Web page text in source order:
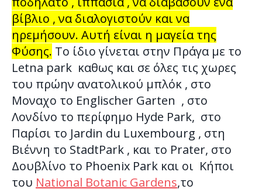
βίβλιο , να διαλογιστούν και να
ηρεμήσουν. Αυτή είναι η μαγεία της
Φύσης. Το ίδιο γίνεται στην Πράγα με το
Letna park καθως και σε όλες τις χωρες
του πρώην ανατολικού μπλόκ , στo
Μοναχο το Englischer Garten , στο
Λονδίνο το περίφημο Hyde Park, στο
Παρίσι το Jardin du Luxembourg , στη
Βιέννη το StadtPark , και το Prater, στο
Δουβλίνο το Phoenix Park και οι Κήποι
του National Botanic Gardens,το